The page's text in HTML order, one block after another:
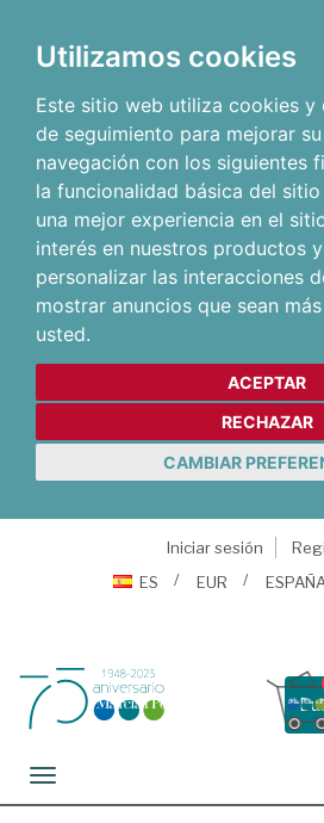
Utilizamos cookies
Este sitio web utiliza cookies y
de seguimiento para mejorar
navegación con los siguientes
la funcionalidad básica del
una mejor experiencia en el
interés en nuestros productos
personalizar las interacciones
mostrar anuncios que sean
usted.
ACEPTAR
RECHAZAR
CAMBIAR
Iniciar sesión
ES
EUR
Toggle navigation